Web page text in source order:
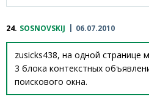
24. SOSNOVSKIJ 06.07.2010
zusicks438, на одной странице
3 блока контекстных
поискового окна.